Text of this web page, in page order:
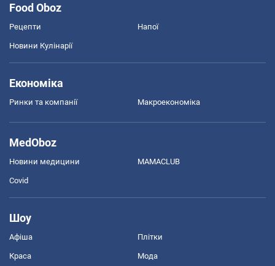
Food Oboz
Рецепти Напої
Новини Кулінарії
Економіка
Ринки та компанії Макроекономіка
MedOboz
Новини медицини MAMACLUB
Covid
Шоу
Афіша Плітки
Краса Мода